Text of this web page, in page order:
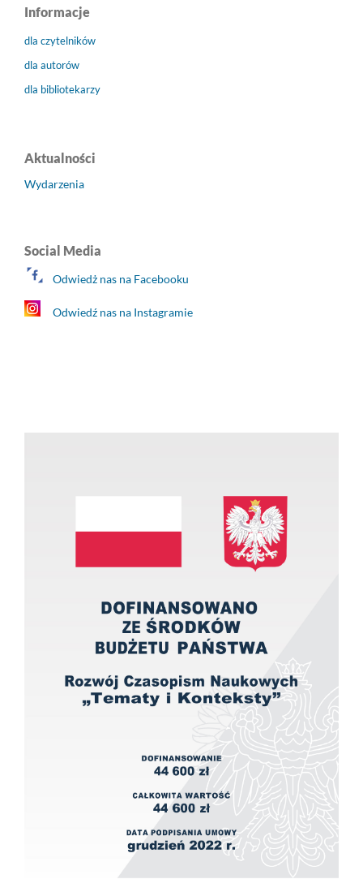
Informacje
dla czytelników
dla autorów
dla bibliotekarzy
Aktualności
Wydarzenia
Social Media
Odwiedż nas na Facebooku
Odwiedź nas na Instagramie